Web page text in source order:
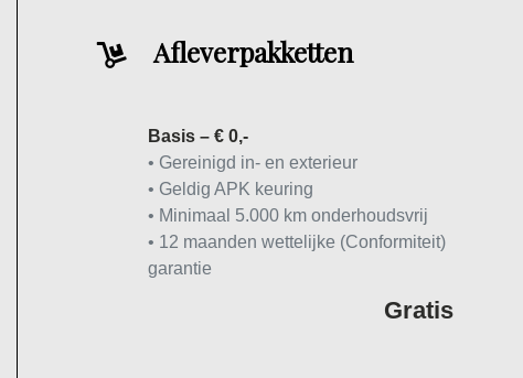
Afleverpakketten
Basis – € 0,-
• Gereinigd in- en exterieur
• Geldig APK keuring
• Minimaal 5.000 km onderhoudsvrij
• 12 maanden wettelijke (Conformiteit)
garantie
Gratis